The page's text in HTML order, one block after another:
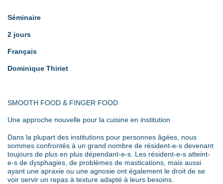
Séminaire
2 jours
Français
Dominique Thiriet
SMOOTH FOOD & FINGER FOOD
Une approche nouvelle pour la cuisine en institution
Dans la plupart des institutions pour personnes âgées, nous
sommes confrontés à un grand nombre de résident-e-s devenant
toujours de plus en plus dépendant-e-s. Les résident-e-s atteint-
e-s de dysphagies, de problèmes de mastications, mais aussi
ayant une apraxie ou une agnosie ont également le droit de se
voir servir un repas à texture adapté à leurs besoins.